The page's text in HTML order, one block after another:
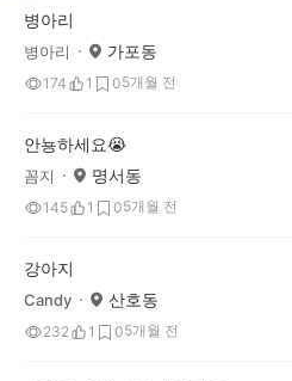
병아리
병아리 가포동
174 1 05개월 전
안뇽하세요😭
꼼지 명서동
145 1 05개월 전
강아지
Candy 산호동
232 1 05개월 전